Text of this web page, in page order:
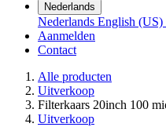
Nederlands
Nederlands English (US)
Aanmelden
Contact
Alle producten
Uitverkoop
Filterkaars 20inch 100
Uitverkoop